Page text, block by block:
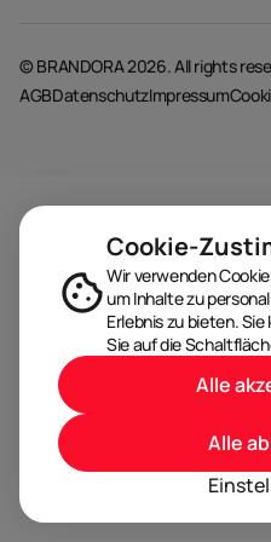
© BRANDORA 2026. All rights
AGBDatenschutzImpressum
Cookie-
Wir verwenden
um Inhalte zu
Erlebnis zu bieten.
Sie auf die
Alle
Alle